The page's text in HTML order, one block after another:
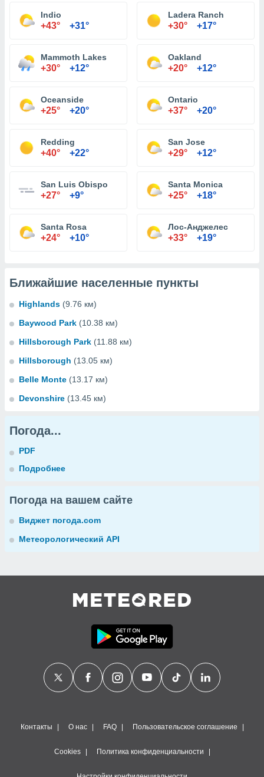
Indio
+43° +31°
Ladera Ranch
+30° +17°
Mammoth Lakes
+30° +12°
Oakland
+20° +12°
Oceanside
+25° +20°
Ontario
+37° +20°
Redding
+40° +22°
San Jose
+29° +12°
San Luis Obispo
+27° +9°
Santa Monica
+25° +18°
Santa Rosa
+24° +10°
Лос-Анджелес
+33° +19°
Ближайшие населенные пункты
Highlands (9.76 км)
Baywood Park (10.38 км)
Hillsborough Park (11.88 км)
Hillsborough (13.05 км)
Belle Monte (13.17 км)
Devonshire (13.45 км)
Погода...
PDF
Подробнее
Погода на вашем сайте
Виджет погода.com
Метеорологический API
Контакты О нас FAQ Пользовательское соглашение
Cookies Политика конфиденциальности